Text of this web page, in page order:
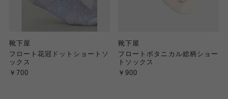
靴下屋
フロート花冠ドットショートソ
ックス
￥700
靴下屋
フロートボタニカル総柄ショー
トソックス
￥900